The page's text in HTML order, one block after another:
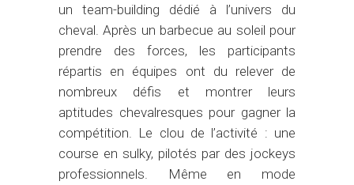
un team-building dédié à l’univers du
cheval. Après un barbecue au soleil pour
prendre des forces, les participants
répartis en équipes ont du relever de
nombreux défis et montrer leurs
aptitudes chevalresques pour gagner la
compétition. Le clou de l’activité : une
course en sulky, pilotés par des jockeys
professionnels. Même en mode